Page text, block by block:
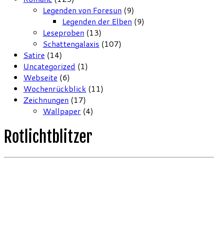
Legenden von Foresun (9)
Legenden der Elben (9)
Leseproben (13)
Schattengalaxis (107)
Satire (14)
Uncategorized (1)
Webseite (6)
Wochenrückblick (11)
Zeichnungen (17)
Wallpaper (4)
Rotlichtblitzer